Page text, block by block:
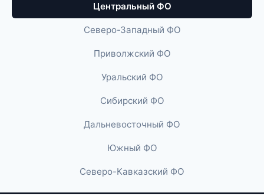
Центральный ФО
Северо-Западный ФО
Приволжский ФО
Уральский ФО
Сибирский ФО
Дальневосточный ФО
Южный ФО
Северо-Кавказский ФО